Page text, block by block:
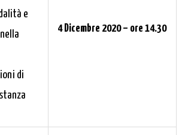
e
di
4 Dicembre 2020 – ore 14.30